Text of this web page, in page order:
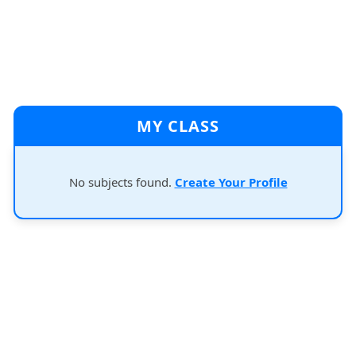
MY CLASS
No subjects found. Create Your Profile